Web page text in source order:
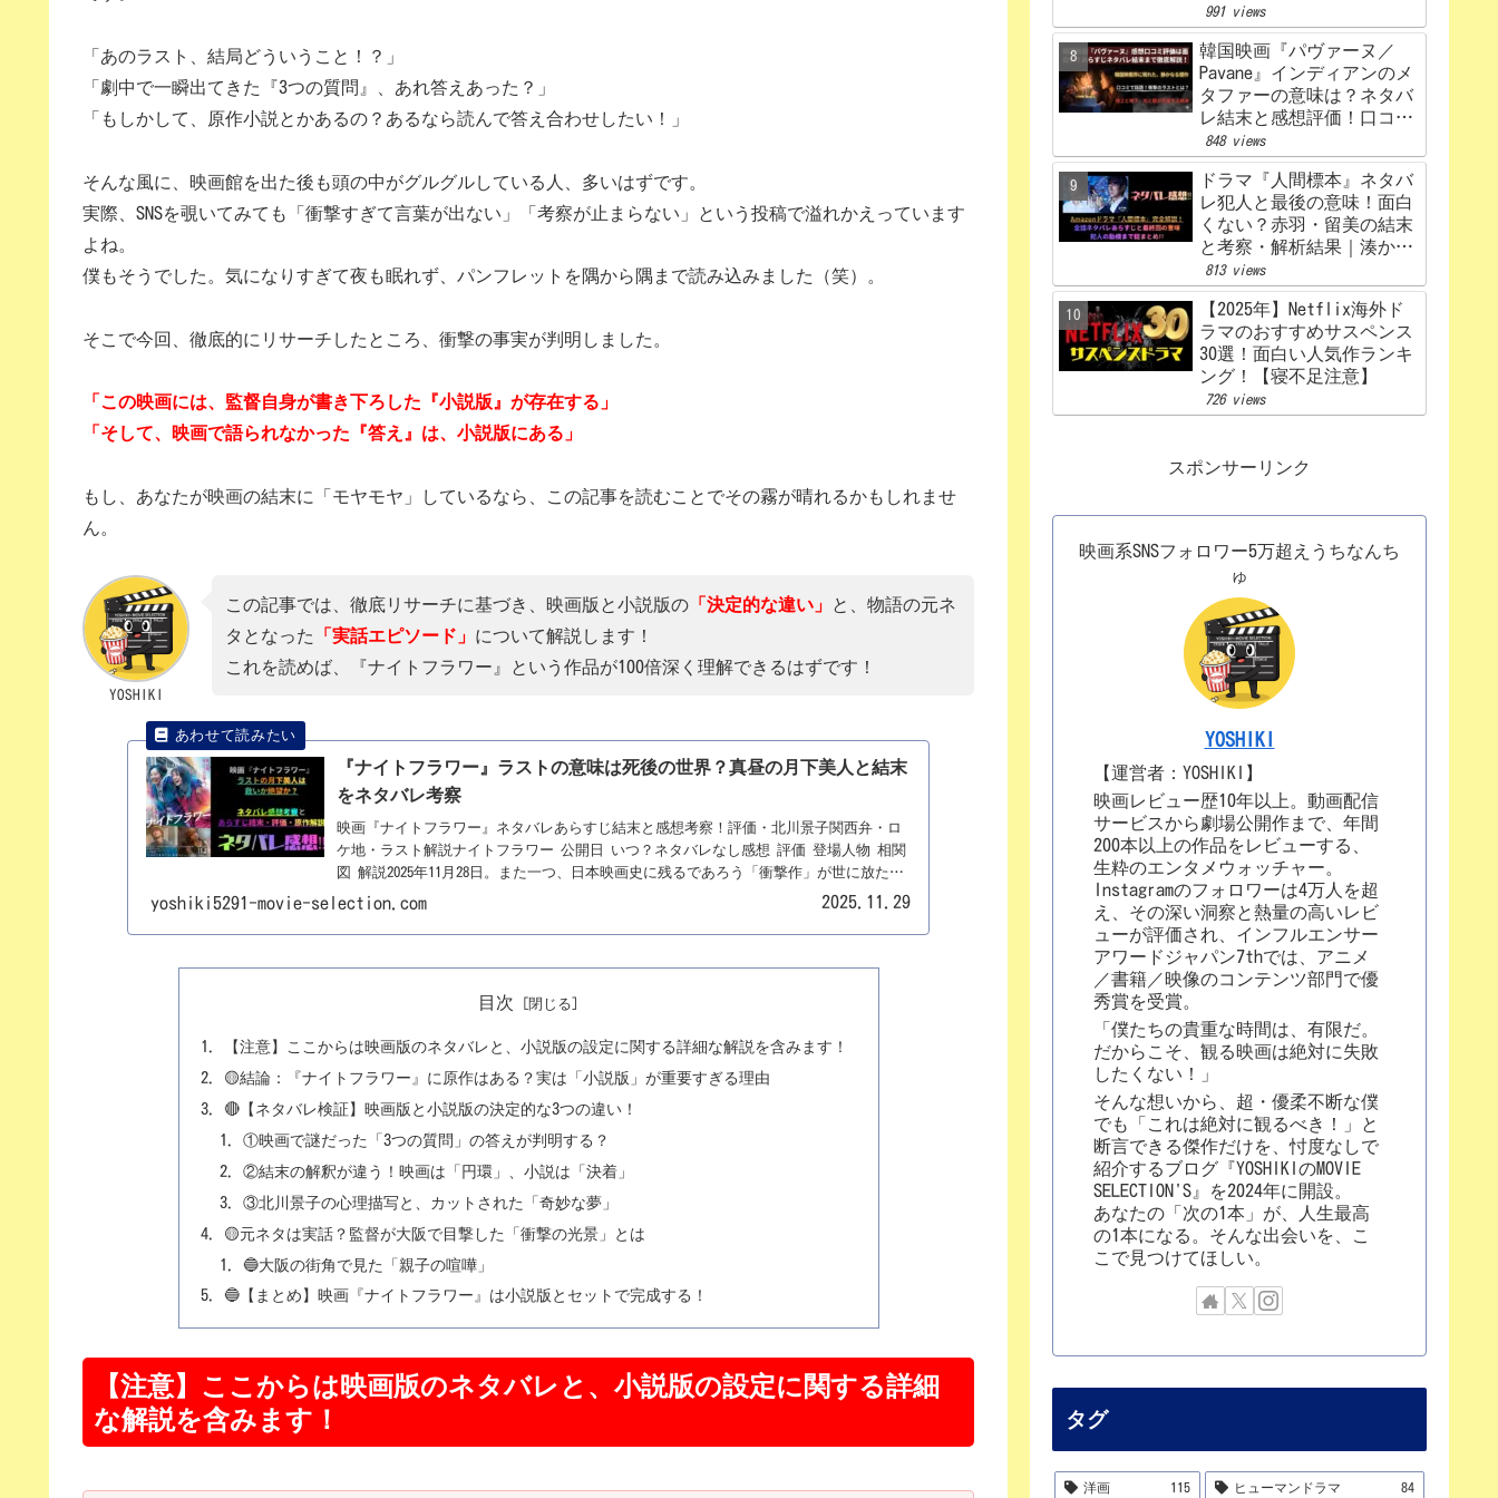
「あのラスト、結局どういうこと！？」
「劇中で一瞬出てきた『3つの質問』、あれ答えあった？」
「もしかして、原作小説とかあるの？あるなら読んで答え合わせしたい！」
そんな風に、映画館を出た後も頭の中がグルグルしている人、多いはずです。
実際、SNSを覗いてみても「衝撃すぎて言葉が出ない」「考察が止まらない」という投稿で溢れかえっています
よね。
僕もそうでした。気になりすぎて夜も眠れず、パンフレットを隅から隅まで読み込みました（笑）。
そこで今回、徹底的にリサーチしたところ、衝撃の事実が判明しました。
「この映画には、監督自身が書き下ろした『小説版』が存在する」
「そして、映画で語られなかった『答え』は、小説版にある」
もし、あなたが映画の結末に「モヤモヤ」しているなら、この記事を読むことでその霧が晴れるかもしれませ
ん。
YOSHIKI
この記事では、徹底リサーチに基づき、映画版と小説版の 「決定的な違い」
と、物語の元ネ
タとなった
「実話エピソード」 について解説します！
これを読めば、『ナイトフラワー』という作品が100倍深く理解できるはずです！
『ナイトフラワー』ラストの意味は死後の世界？真昼の月下美人と結末
をネタバレ考察
映画『ナイトフラワー』ネタバレあらすじ結末と感想考察！評価・北川景子関西弁・ロ
ケ地・ラスト解説ナイトフラワー 公開日 いつ？ネタバレなし感想 評価 登場人物 相関
図 解説2025年11月28日。また一つ、日本映画史に残るであろう「衝撃作」が世に放たれ
ました。『ミッドナイトスワン』で日本中を涙で濡らした内田英治監督。あれから5年。
街」でした。最新作のタイトルは、『ナイトフラワー（Night Flower）』。主演は、国民
せ、生きるために泥水をすする一人の「母親」です。さらに共演には、実力派・森田望
ストが揃って、タダごとな映画になるはずがないんです。「昼は母親、夜はドラッグの
売人」。道を踏み外した女たちの、あまりにも切なく、疾走感あふれるノワール・サス
yoshiki5291-movie-selection.com 2025.11.29
目次
【注意】ここからは映画版のネタバレと、小説版の設定に関する詳細な解説を含みます！
🟡結論：『ナイトフラワー』に原作はある？実は「小説版」が重要すぎる理由
🔴【ネタバレ検証】映画版と小説版の決定的な3つの違い！
①映画で謎だった「3つの質問」の答えが判明する？
②結末の解釈が違う！映画は「円環」、小説は「決着」
③北川景子の心理描写と、カットされた「奇妙な夢」
🟡元ネタは実話？監督が大阪で目撃した「衝撃の光景」とは
🔵大阪の街角で見た「親子の喧嘩」
🔵【まとめ】映画『ナイトフラワー』は小説版とセットで完成する！
【注意】ここからは映画版のネタバレと、小説版の設定に関する詳細
な解説を含みます！
うなる？あらすじから原
作、キャスト相関図まで徹
底解説【赤楚衛二×カン・
ヘウォン】
991 views
韓国映画『パヴァーヌ／
Pavane』インディアンのメ
タファーの意味は？ネタバ
レ結末と感想評価！口コミ
あらすじ徹底考察
【Netflix】
848 views
ドラマ『人間標本』ネタバ
レ犯人と最後の意味！面白
くない？赤羽・留美の結末
と考察・解析結果｜湊かな
えあらすじ
813 views
【2025年】Netflix海外ド
ラマのおすすめサスペンス
30選！面白い人気作ランキ
ング！【寝不足注意】
726 views
スポンサーリンク
映画系SNSフォロワー5万超えうちなんち
ゅ
YOSHIKI
【運営者：YOSHIKI】
映画レビュー歴10年以上。動画配信
サービスから劇場公開作まで、年間
200本以上の作品をレビューする、
生粋のエンタメウォッチャー。
Instagramのフォロワーは4万人を超
え、その深い洞察と熱量の高いレビ
ューが評価され、インフルエンサー
アワードジャパン7thでは、アニメ
／書籍／映像のコンテンツ部門で優
秀賞を受賞。
「僕たちの貴重な時間は、有限だ。
だからこそ、観る映画は絶対に失敗
したくない！」
そんな想いから、超・優柔不断な僕
でも「これは絶対に観るべき！」と
断言できる傑作だけを、忖度なしで
紹介するブログ『YOSHIKIのMOVIE
SELECTION'S』を2024年に開設。
あなたの「次の1本」が、人生最高
の1本になる。そんな出会いを、こ
こで見つけてほしい。
タグ
洋画 115 ヒューマンドラマ 84